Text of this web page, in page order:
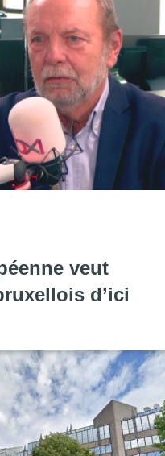
"“Il faut confirmer, si pas
veut
d’ici